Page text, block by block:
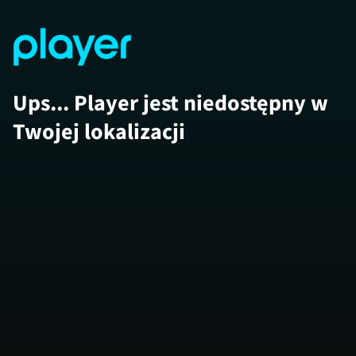
Ups... Player jest niedostępny w
Twojej lokalizacji